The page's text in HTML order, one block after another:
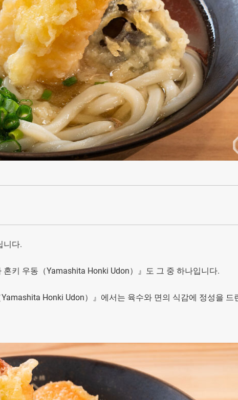
니다.
키 우동（Yamashita Honki Udon）』도 그 중 하나입니다.
Honki Udon）』에서는 육수와 면의 식감에 정성을 드